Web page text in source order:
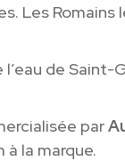
Les Romains
de Saint-
par
la marque.